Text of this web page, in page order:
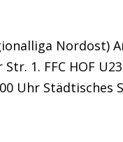
Nordost)
1. FFC HOF
Uhr Städtisches